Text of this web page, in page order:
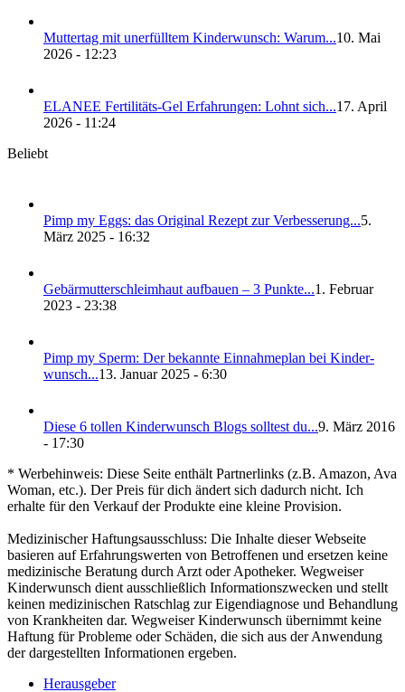
Mut­ter­tag mit uner­füll­tem Kin­der­wunsch: War­um...10. Mai
2026 - 12:23
ELANEE Fer­ti­li­täts-Gel Erfah­run­gen: Lohnt sich...17. April
2026 - 11:24
Beliebt
Pimp my Eggs: das Ori­gi­nal Rezept zur Ver­bes­se­rung...5.
März 2025 - 16:32
Gebär­mut­ter­schleim­haut auf­bau­en – 3 Punk­te...1. Februar
2023 - 23:38
Pimp my Sperm: Der bekann­te Ein­nah­me­plan bei Kin­der­
wunsch...13. Januar 2025 - 6:30
Die­se 6 tol­len Kin­der­wunsch Blogs soll­test du...9. März 2016
- 17:30
* Werbehinweis: Diese Seite enthält Partnerlinks (z.B. Amazon, Ava
Woman, etc.). Der Preis für dich ändert sich dadurch nicht. Ich
erhalte für den Verkauf der Produkte eine kleine Provision.
Medizinischer Haftungsausschluss: Die Inhalte dieser Webseite
basieren auf Erfahrungswerten von Betroffenen und ersetzen keine
medizinische Beratung durch Arzt oder Apotheker. Wegweiser
Kinderwunsch dient ausschließlich Informationszwecken und stellt
keinen medizinischen Ratschlag zur Eigendiagnose und Behandlung
von Krankheiten dar. Wegweiser Kinderwunsch übernimmt keine
Haftung für Probleme oder Schäden, die sich aus der Anwendung
der dargestellten Informationen ergeben.
Her­aus­ge­ber